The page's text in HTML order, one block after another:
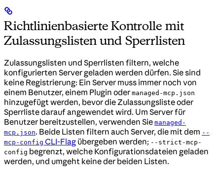
Richtlinienbasierte Kontrolle mit
Zulassungslisten und Sperrlisten
Zulassungslisten und Sperrlisten filtern, welche
konfigurierten Server geladen werden dürfen. Sie sind
keine Registrierung: Ein Server muss immer noch von
einem Benutzer, einem Plugin oder managed-mcp.json
hinzugefügt werden, bevor die Zulassungsliste oder
Sperrliste darauf angewendet wird. Um Server für
Benutzer bereitzustellen, verwenden Sie managed-
mcp.json. Beide Listen filtern auch Server, die mit dem --
mcp-config CLI-Flag übergeben werden; --strict-mcp-
config begrenzt, welche Konfigurationsdateien geladen
werden, und umgeht keine der beiden Listen.